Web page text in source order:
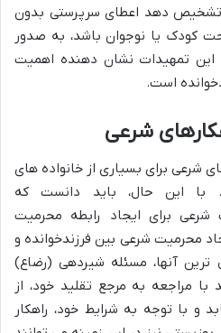
تشخیص دهد اعطای سرپرستی بدون
کودک یا نوجوان باشد، به صدور
این تمهیدات نشان دهنده اهمیت
است.
شرعی
شرعی برای بسیاری از خانواده های
با این حال، باید دانست که
برای ایجاد رابطه محرمیت
محرمیت شرعی بین فرزندخواندهو
ترین آنها، مسئله شیردهی (رضاع)
مراجعه به مرجع تقلید خود، از
و با توجه به شرایط خود، راهکار